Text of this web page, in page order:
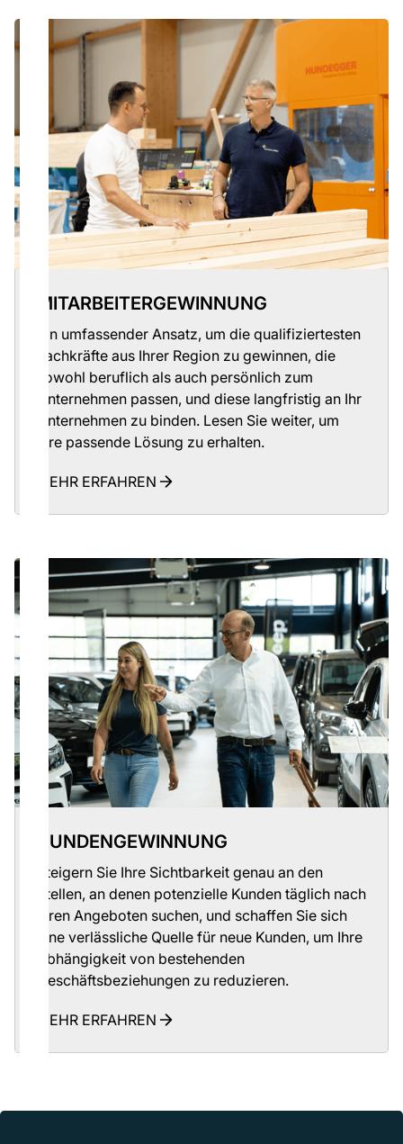
MITARBEITERGEWINNUNG
Ein umfassender Ansatz, um die qualifiziertesten
Fachkräfte aus Ihrer Region zu gewinnen, die
sowohl beruflich als auch persönlich zum
Unternehmen passen, und diese langfristig an Ihr
Unternehmen zu binden. Lesen Sie weiter, um
Ihre passende Lösung zu erhalten.
MEHR ERFAHREN
KUNDENGEWINNUNG
Steigern Sie Ihre Sichtbarkeit genau an den
Stellen, an denen potenzielle Kunden täglich nach
Ihren Angeboten suchen, und schaffen Sie sich
eine verlässliche Quelle für neue Kunden, um Ihre
Abhängigkeit von bestehenden
Geschäftsbeziehungen zu reduzieren.
MEHR ERFAHREN